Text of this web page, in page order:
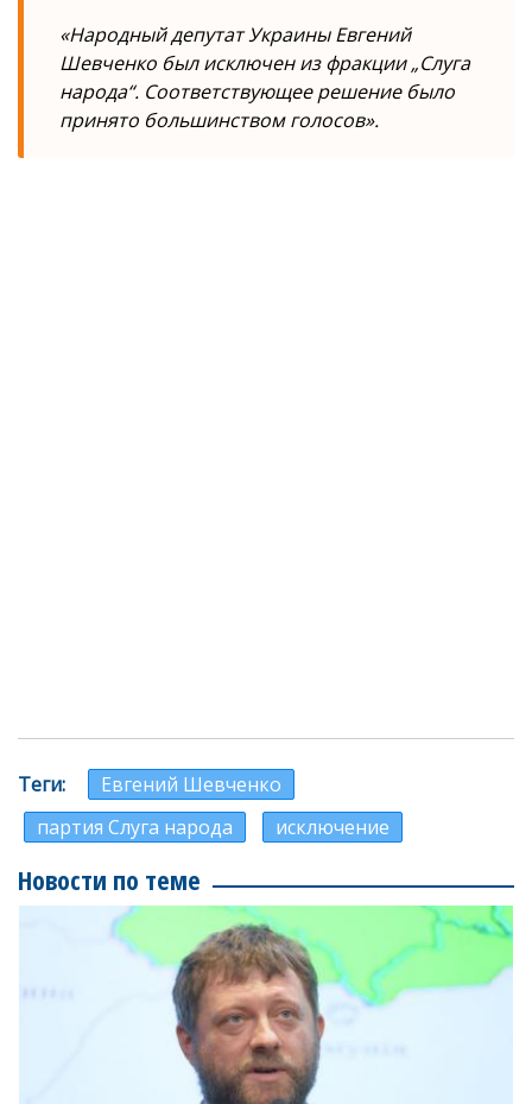
«Народный депутат Украины Евгений
Шевченко был исключен из фракции „Слуга
народа“. Соответствующее решение было
принято большинством голосов».
Теги
Евгений Шевченко
партия Слуга народа
исключение
Новости по теме